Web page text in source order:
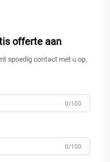
offerte aan
spoedig contact met u op.
0/100
0/100